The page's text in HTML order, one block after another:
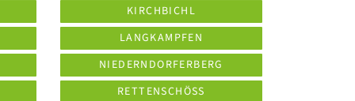
KIRCHBICHL
LANGKAMPFEN
NIEDERNDORFERBERG
RETTENSCHÖSS